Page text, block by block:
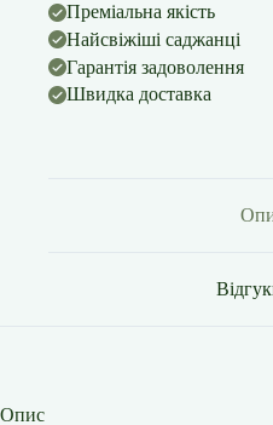
Преміальна якість
Найсвіжіші саджанці
Гарантія задоволення
Швидка доставка
Опис